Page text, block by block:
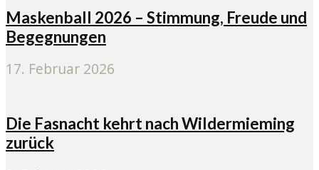
Maskenball 2026 – Stimmung, Freude und
Begegnungen
17. Februar 2026
Die Fasnacht kehrt nach Wildermieming
zurück